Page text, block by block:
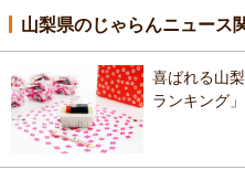
山梨県のじゃらんニュース
喜ばれる山
ランキング